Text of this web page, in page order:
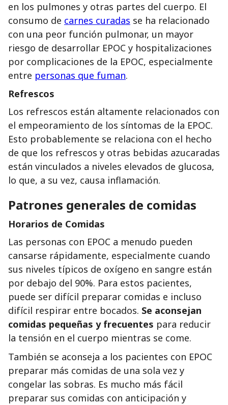
en los pulmones y otras partes del cuerpo. El
consumo de carnes curadas se ha relacionado
con una peor función pulmonar, un mayor
riesgo de desarrollar EPOC y hospitalizaciones
por complicaciones de la EPOC, especialmente
entre personas que fuman.
Refrescos
Los refrescos están altamente relacionados con
el empeoramiento de los síntomas de la EPOC.
Esto probablemente se relaciona con el hecho
de que los refrescos y otras bebidas azucaradas
están vinculados a niveles elevados de glucosa,
lo que, a su vez, causa inflamación.
Patrones generales de comidas
Horarios de Comidas
Las personas con EPOC a menudo pueden
cansarse rápidamente, especialmente cuando
sus niveles típicos de oxígeno en sangre están
por debajo del 90%. Para estos pacientes,
puede ser difícil preparar comidas e incluso
difícil respirar entre bocados. Se aconsejan
comidas pequeñas y frecuentes para reducir
la tensión en el cuerpo mientras se come.
También se aconseja a los pacientes con EPOC
preparar más comidas de una sola vez y
congelar las sobras. Es mucho más fácil
preparar sus comidas con anticipación y